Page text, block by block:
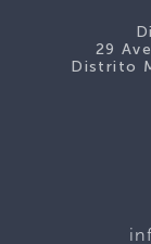
29
Distrito